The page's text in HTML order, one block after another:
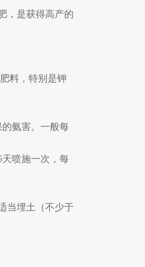
，是获得高产的
料，特别是钾
氨害。一般每
天喷施一次，每
当埋土 （不少于